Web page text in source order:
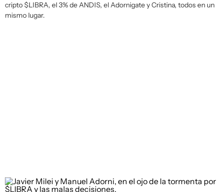
cripto $LIBRA, el 3% de ANDIS, el Adornigate y Cristina, todos en un
mismo lugar.